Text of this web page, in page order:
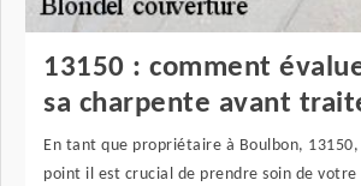
13150 : comment
sa charpente avant
En tant que propriétaire à Boulbon, 13150,
point il est crucial de prendre soin de votre